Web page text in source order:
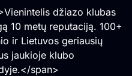
džiazo klubas
10 metų reputaciją. 100+
ir Lietuvos geriausių
jaukioje klubo
span>